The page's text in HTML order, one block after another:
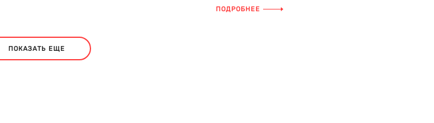
принадлежит к числу выдающихся
ПОДРОБНЕЕ
ПОКАЗАТЬ ЕЩЕ